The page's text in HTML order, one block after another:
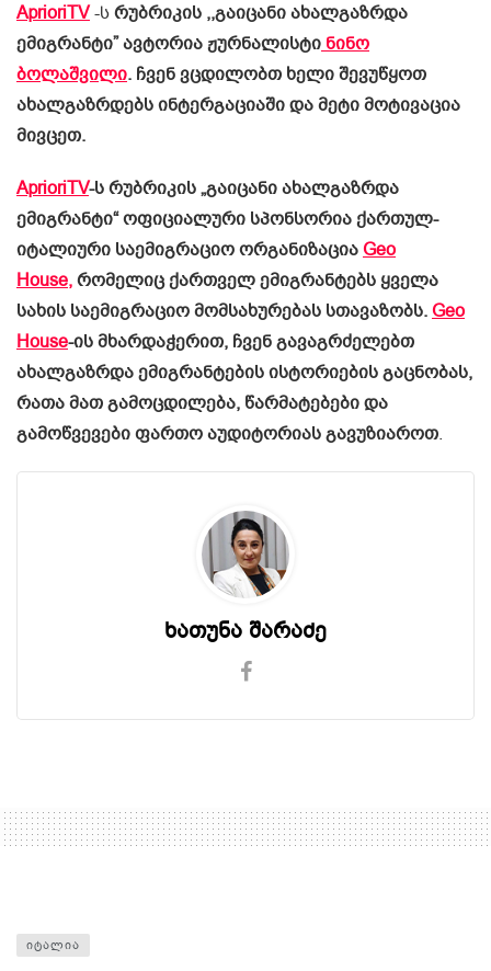
AprioriTV-სრუბრიკის ,,გაიცანი ახალგაზრდა
ემიგრანტი” ავტორია ჟურნალისტინინო
ბოლაშვილი. ჩვენ ვცდილობთ ხელი შევუწყოთ
ახალგაზრდებს ინტერგაციაში და მეტი მოტივაცია
მივცეთ.
AprioriTV-ს რუბრიკის „გაიცანი ახალგაზრდა
ემიგრანტი“ ოფიციალური სპონსორია ქართულ-
იტალიური საემიგრაციო ორგანიზაციაGeo
House,რომელიც ქართველ ემიგრანტებს ყველა
სახის საემიგრაციო მომსახურებას სთავაზობს.Geo
House-ის მხარდაჭერით, ჩვენ გავაგრძელებთ
ახალგაზრდა ემიგრანტების ისტორიების გაცნობას,
რათა მათ გამოცდილება, წარმატებები და
გამოწვევები ფართო აუდიტორიას გავუზიაროთ.
ხათუნა შარაძე
ᲘᲢᲐᲚᲘᲐ